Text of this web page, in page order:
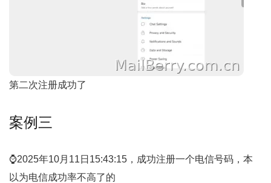
第二次注册成功了
案例三
⌚️2025年10月11日15:43:15，成功注册一个电信号码，本
以为电信成功率不高了的